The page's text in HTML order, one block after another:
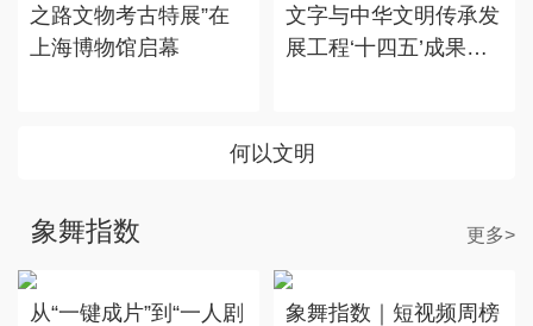
之路文物考古特展”在
上海博物馆启幕
文字与中华文明传承发
展工程‘十四五’成果
何以文明
象舞指数 更多>
从“一键成片”到“一人剧
象舞指数｜短视频周榜